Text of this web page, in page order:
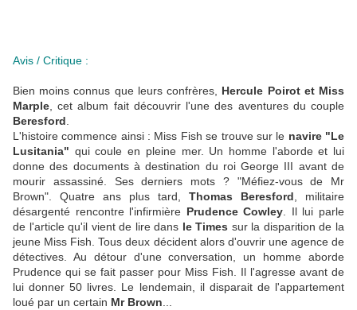
Avis / Critique :
Bien moins connus que leurs confrères, Hercule Poirot et Miss
Marple , cet album fait découvrir l'une des aventures du couple
Beresford
L'histoire commence ainsi : Miss Fish se trouve sur le navire "Le
Lusitania" qui coule en pleine mer. Un homme l'aborde et lui
donne des documents à destination du roi George III avant de
mourir assassiné. Ses derniers mots ? "Méfiez-vous de Mr
Brown". Quatre ans plus tard, Thomas Beresford , militaire
désargenté rencontre l'infirmière Prudence Cowley . Il lui parle
de l'article qu'il vient de lire dans le Times sur la disparition de la
jeune Miss Fish. Tous deux décident alors d'ouvrir une agence de
détectives. Au détour d'une conversation, un homme aborde
Prudence qui se fait passer pour Miss Fish. Il l'agresse avant de
lui donner 50 livres. Le lendemain, il disparait de l'appartement
loué par un certain Mr Brown